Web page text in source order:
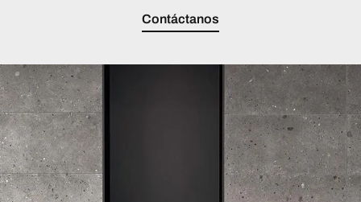
Contáctanos